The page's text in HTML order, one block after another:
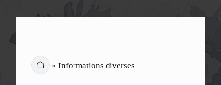
☖ » Informations diverses